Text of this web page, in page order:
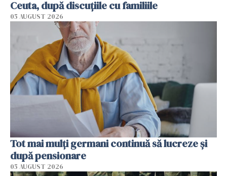
Ceuta, după discuțiile cu familiile
05 AUGUST 2026
Tot mai mulți germani continuă să lucreze și
după pensionare
05 AUGUST 2026